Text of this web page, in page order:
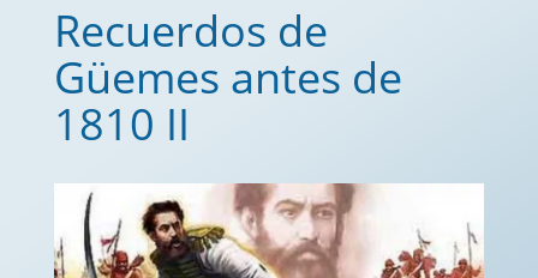
Recuerdos de
Güemes antes de
1810 II